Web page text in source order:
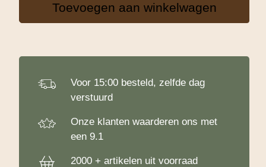
Toevoegen aan winkelwagen
Voor 15:00 besteld, zelfde dag
verstuurd
Onze klanten waarderen ons met
een 9.1
2000 + artikelen uit voorraad